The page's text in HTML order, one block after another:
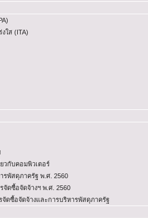
ใส (ITA)
วกับคอมพิวเตอร์
รพัสดุภาครัฐ พ.ศ. 2560
จัดซื้อจัดจ้างฯ พ.ศ. 2560
ดซื้อจัดจ้างและการบริหารพัสดุภาครัฐ